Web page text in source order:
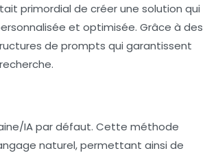
primordial de créer une solution qui
et optimisée. Grâce à des
de prompts qui garantissent
IA par défaut. Cette méthode
naturel, permettant ainsi de